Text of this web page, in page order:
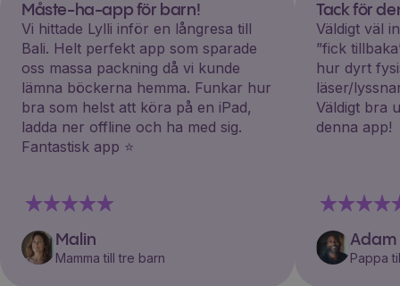
Måste-ha-app för barn!
Vi hittade Lylli inför en långresa till
Bali. Helt perfekt app som sparade
oss massa packning då vi kunde
lämna böckerna hemma. Funkar hur
bra som helst att köra på en iPad,
ladda ner offline och ha med sig.
Fantastisk app ⭐️
Malin
Mamma till tre barn
Tack för
Väldigt väl
”fick
hur dyrt
läser/
Väldigt bra
denna app!
Adam
Pappa